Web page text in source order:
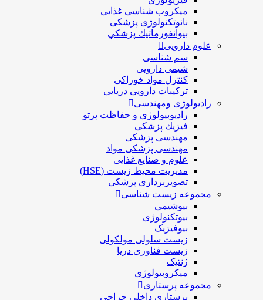
ميكروب شناسی غذایی
نانوتکنولوژی پزشکی
بيوانفورماتيك پزشكي
علوم دارویی
سم شناسی
شیمی دارویی
کنترل مواد خوراکی
ترکیبات دارویی دریایی
رادیولوژی ومهندسی
رادیوبیولوژی و حفاظت پرتو
فيزيك پزشکی
مهندسی پزشکی
مهندسی پزشکی مواد
علوم و صنايع غذایی
مدیریت محیط زیست (HSE)
تصویربرداری پزشکی
مجموعه زیست شناسی
بیوشیمی
بیوتکنولوژی
بیوفیزیک
زیست سلولی مولکولی
زیست فناوری دریا
ژنتیک
میکروبیولوژی
مجموعه پرستاری
پرستاری داخلی جراحی